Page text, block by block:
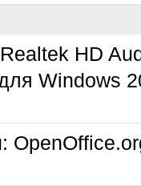
HD
Windows